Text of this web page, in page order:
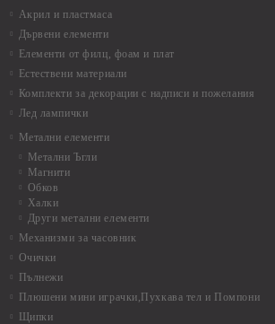
Акрил и пластмаса
Дървени елементи
Елементи от филц, фоам и плат
Естествени материали
Комплекти за декорации с надписи и пожелания
Лед лампички
Метални елементи
Метални Ъгли
Магнити
Обков
Халки
Други метални елементи
Механизми за часовник
Очички
Пълнежи
Плюшени мини играчки,Пухкава тел и Помпони
Щипки